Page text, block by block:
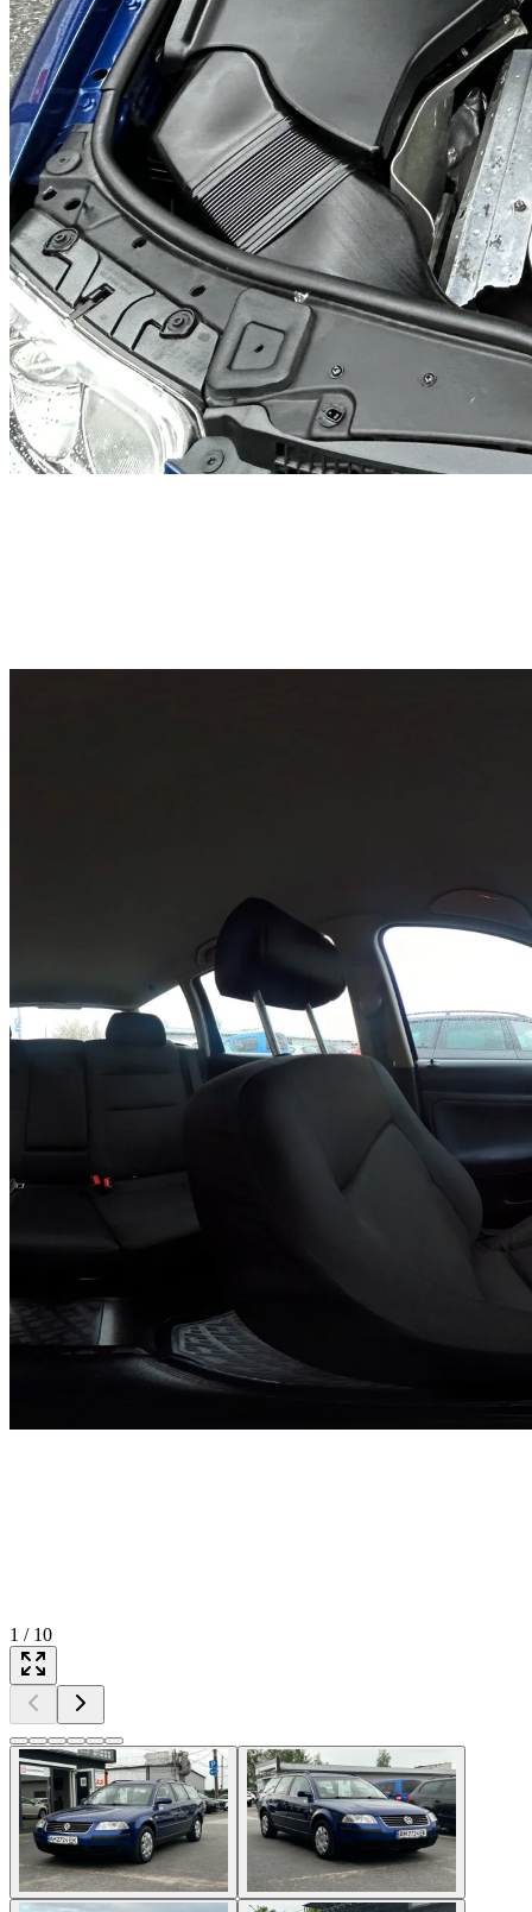
1 / 10